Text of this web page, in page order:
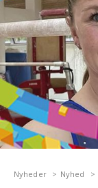
Nyheder Nyhed